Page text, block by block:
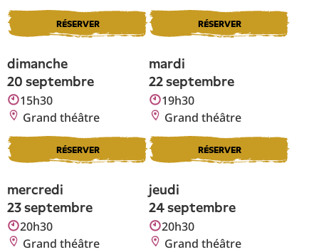
RÉSERVER RÉSERVER
dimanche
20 septembre
15h30
Grand théâtre
RÉSERVER
mardi
22 septembre
19h30
Grand théâtre
RÉSERVER
mercredi
23 septembre
20h30
Grand théâtre
jeudi
24 septembre
20h30
Grand théâtre